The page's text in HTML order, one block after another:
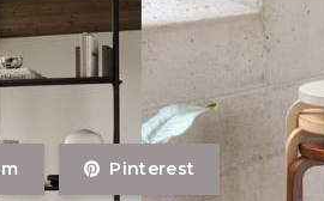
Pinterest